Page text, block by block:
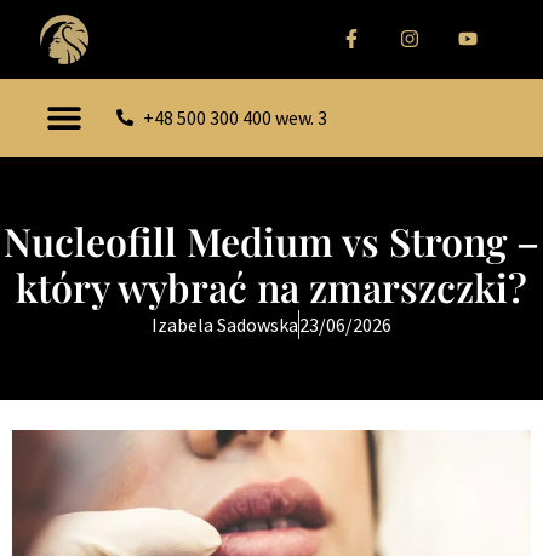
+48 500 300 400 wew. 3
Nucleofill Medium vs Strong –
który wybrać na zmarszczki?
Izabela Sadowska23/06/2026